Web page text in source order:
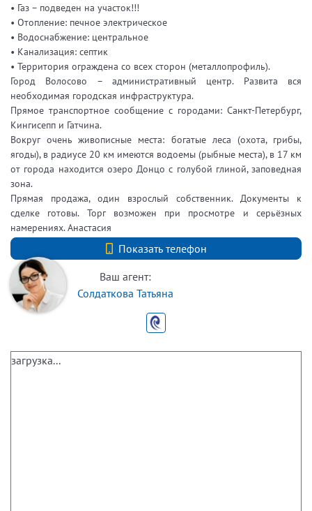
• Газ – подведен на участок!!!
• Отопление: печное электрическое
• Водоснабжение: центральное
• Канализация: септик
• Территория ограждена со всех сторон (металлопрофиль).
Город Волосово – административный центр. Развита вся
необходимая городская инфраструктура.
Прямое транспортное сообщение с городами: Санкт-Петербург,
Кингисепп и Гатчина.
Вокруг очень живописные места: богатые леса (охота, грибы,
ягоды), в радиусе 20 км имеются водоемы (рыбные места), в 17 км
от города находится озеро Донцо с голубой глиной, заповедная
зона.
Прямая продажа, один взрослый собственник. Документы к
сделке готовы. Торг возможен при просмотре и серьёзных
намерениях. Анастасия
Показать телефон
+7 (812) 740-70-40
Ваш агент:
Солдаткова Татьяна
загрузка...